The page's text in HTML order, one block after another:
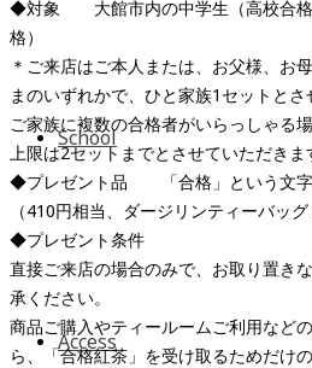
School
Access
◆対象 大館市内の中学生（高校合格
格）
＊ご来店はご本人または、お父様、お
まのいずれかで、ひと家族1セットと
ご家族に複数の合格者がいらっしゃる
上限は2セットまでとさせていただきま
◆プレゼント品 「合格」という文字
（410円相当、ダージリンティーバッグ
◆プレゼント条件
直接ご来店の場合のみで、お取り置き
承ください。
商品ご購入やティールームご利用など
ら、「合格紅茶」を受け取るためだけ